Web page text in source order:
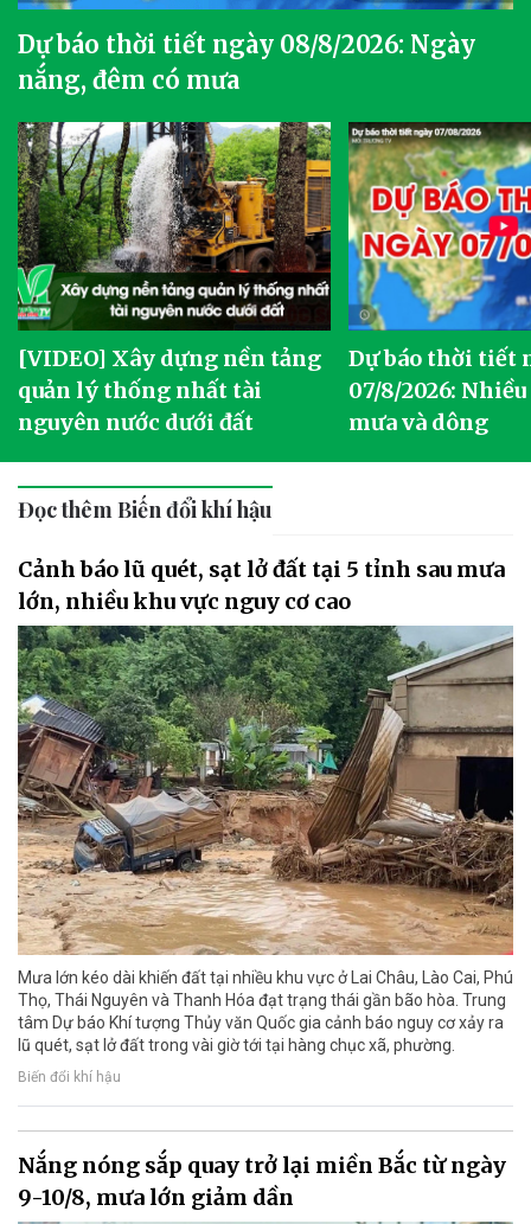
Dự báo thời tiết ngày 08/8/2026: Ngày
nắng, đêm có mưa
[VIDEO] Xây dựng nền tảng
quản lý thống nhất tài
nguyên nước dưới đất
Dự báo thời tiết
07/8/2026:
mưa và dông
Đọc thêm Biến đổi khí hậu
Cảnh báo lũ quét, sạt lở đất tại 5 tỉnh sau mưa
lớn, nhiều khu vực nguy cơ cao
Mưa lớn kéo dài khiến đất tại nhiều khu vực ở Lai Châu, Lào Cai, Phú
Thọ, Thái Nguyên và Thanh Hóa đạt trạng thái gần bão hòa. Trung
tâm Dự báo Khí tượng Thủy văn Quốc gia cảnh báo nguy cơ xảy ra
lũ quét, sạt lở đất trong vài giờ tới tại hàng chục xã, phường.
Biến đổi khí hậu
Nắng nóng sắp quay trở lại miền Bắc từ ngày
9-10/8, mưa lớn giảm dần